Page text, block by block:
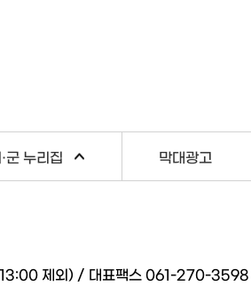
군 누리집 막대광고
제외) / 대표팩스 061-270-3598